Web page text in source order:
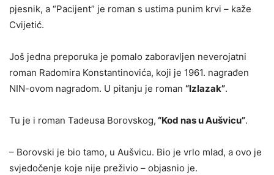
pjesnik, a “Pacijent” je roman s ustima punim krvi – kaže
Cvijetić.
Još jedna preporuka je pomalo zaboravljen neverojatni
roman Radomira Konstantinovića, koji je 1961. nagrađen
NIN-ovom nagradom. U pitanju je roman “Izlazak”.
Tu je i roman Tadeusa Borovskog, “Kod nas u Aušvicu”.
– Borovski je bio tamo, u Aušvicu. Bio je vrlo mlad, a ovo je
svjedočenje koje nije preživio – objasnio je.